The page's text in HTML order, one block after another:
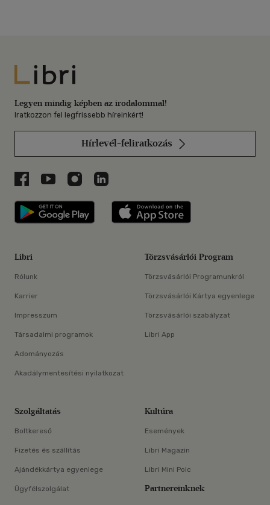
Libri
Legyen mindig képben az irodalommal!
Iratkozzon fel legfrissebb híreinkért!
Hírlevél-feliratkozás
Libri a Facebookon
Libri a Youtube-on
Libri az Instagramon
Libri a LinkedInen
Libri applikáció Szerezd meg: Google
Libri
Rólunk
Karrier
Impresszum
Társadalmi programok
Adományozás
Akadálymentesítési nyilatkozat
Törzsvásárlói Program
Törzsvásárlói Programunkról
Törzsvásárlói Kártya egyenlege
Törzsvásárlói szabályzat
Libri App
Szolgáltatás
Boltkereső
Fizetés és szállítás
Ajándékkártya egyenlege
Ügyfélszolgálat
Kultúra
Események
Libri Magazin
Libri Mini Polc
Partnereinknek